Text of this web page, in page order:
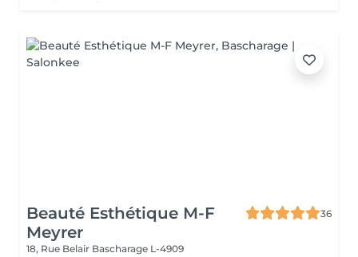
Beauté Esthétique M-F
Meyrer
36
18, Rue Belair Bascharage L-4909